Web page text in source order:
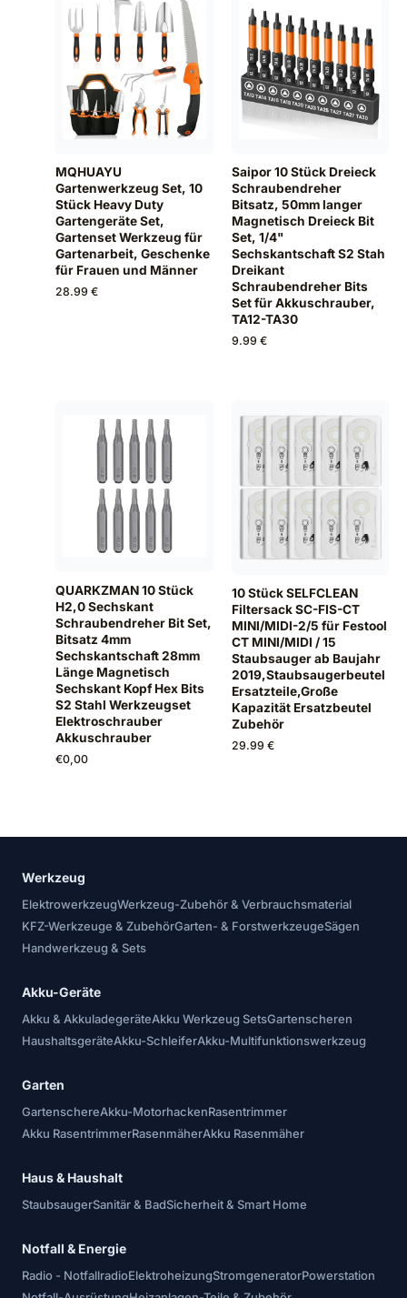
MQHUAYU
Gartenwerkzeug Set, 10
Stück Heavy Duty
Gartengeräte Set,
Gartenset Werkzeug für
Gartenarbeit, Geschenke
für Frauen und Männer
28.99 €
Saipor 10 Stück Dreieck
Schraubendreher
Bitsatz, 50mm langer
Magnetisch Dreieck Bit
Set, 1/4"
Sechskantschaft S2 Stah
Dreikant
Schraubendreher Bits
Set für Akkuschrauber,
TA12-TA30
9.99 €
QUARKZMAN 10 Stück
H2,0 Sechskant
Schraubendreher Bit Set,
Bitsatz 4mm
Sechskantschaft 28mm
Länge Magnetisch
Sechskant Kopf Hex Bits
S2 Stahl Werkzeugset
Elektroschrauber
Akkuschrauber
€0,00
10 Stück SELFCLEAN
Filtersack SC-FIS-CT
MINI/MIDI-2/5 für Festool
CT MINI/MIDI / 15
Staubsauger ab Baujahr
2019,Staubsaugerbeutel
Ersatzteile,Große
Kapazität Ersatzbeutel
Zubehör
29.99 €
Werkzeug
ElektrowerkzeugWerkzeug-Zubehör & Verbrauchsmaterial
KFZ-Werkzeuge & ZubehörGarten- & ForstwerkzeugeSägen
Handwerkzeug & Sets
Akku-Geräte
Akku & AkkuladegeräteAkku Werkzeug SetsGartenscheren
HaushaltsgeräteAkku-SchleiferAkku-Multifunktionswerkzeug
Garten
GartenschereAkku-MotorhackenRasentrimmer
Akku RasentrimmerRasenmäherAkku Rasenmäher
Haus & Haushalt
StaubsaugerSanitär & BadSicherheit & Smart Home
Notfall & Energie
Radio - NotfallradioElektroheizungStromgeneratorPowerstation